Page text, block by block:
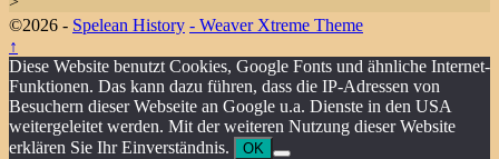
©2026 - Spelean History - Weaver Xtreme Theme
↑
Diese Website benutzt Cookies, Google Fonts und ähnliche Internet-
Funktionen. Das kann dazu führen, dass die IP-Adressen von
Besuchern dieser Webseite an Google u.a. Dienste in den USA
weitergeleitet werden. Mit der weiteren Nutzung dieser Website
erklären Sie Ihr Einverständnis.
OK